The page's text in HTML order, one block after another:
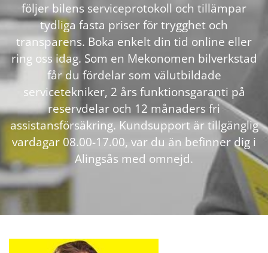
följer bilens serviceprotokoll och tillämpar
tydliga fasta priser för trygghet och
transparens. Boka enkelt din tid online eller
ring oss idag. Som en Mekonomen bilverkstad
får du fördelar som välutbildade
servicetekniker, 2 års funktionsgaranti på
reservdelar och 12 månaders fri
assistansförsäkring. Kundsupport är tillgänglig
vardagar 08.00-17.00, var du än befinner dig i
Alingsås med omnejd.